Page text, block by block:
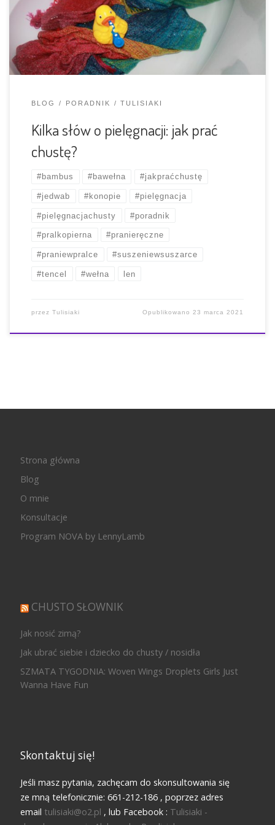
powodzeniem służyć kolejnym chuściochom przez długie
lata, aby jednak tak było potrzebuje odpowiedniej
pielęgnacji. […]
BLOG PORADNIK TULISIAKI
Kilka słów o pielęgnacji: jak prać
chustę?
#bambus #bawełna #jakpraćchustę
#jedwab #konopie #pielęgnacja
#pielęgnacjachusty #poradnik
#pralkopierna #pranieręczne
#praniewpralce #suszeniewsuszarce
#tencel #wełna len
przez Tulisiaki Opublikowano23 marca 2021
Strona główna
Blog
O mnie
Konsultacje
Program NOVA by LennyLamb
CHUSTO SŁOWNIK
Jak nosić zimą?
Jak ubrać siebie i dziecko do chusty / nosidła
SZMATA TYGODNIA: Woven Wings Droplets Girls Just
Wanna Have Fun
Skontaktuj się!
Jeśli masz pytania, zachęcam do skonsultowania się
ze mną telefonicznie: 661-212-186 , poprzez adres
email tulisiaki@o2.pl , lub Facebook : Tulisiaki -